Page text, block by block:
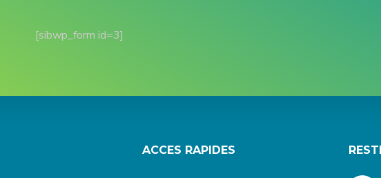
[sibwp_form id=3]
ACCES RAPIDES